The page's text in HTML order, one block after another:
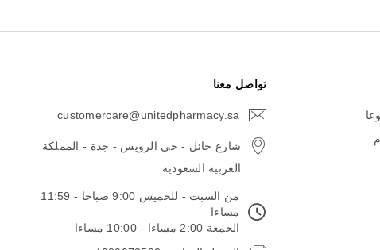
تواصل معنا
customercare@unitedpharmacy.sa
شارع حائل - حي الرويس - جدة - المملكة
العربية السعودية
من السبت - للخميس 9:00 صباحا - 11:59
مساءا
الجمعة 2:00 مساءا - 10:00 مساءا